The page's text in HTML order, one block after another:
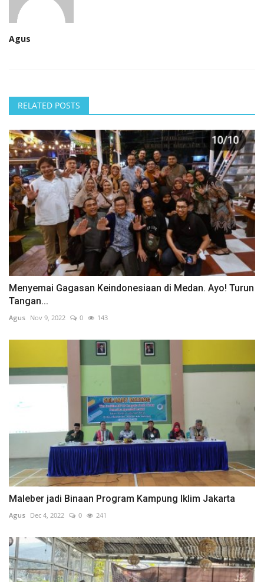
Agus
RELATED POSTS
Menyemai Gagasan Keindonesiaan di Medan. Ayo! Turun
Tangan...
Agus Nov 9, 2022 0 143
Maleber jadi Binaan Program Kampung Iklim Jakarta
Agus Dec 4, 2022 0 241